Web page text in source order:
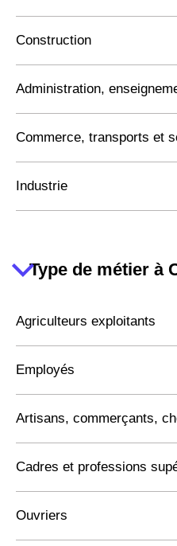
Construction
Administration,
Commerce, transports et
Industrie
Type de métier à
Agriculteurs exploitants
Employés
Artisans, commerçants,
Cadres et professions
Ouvriers